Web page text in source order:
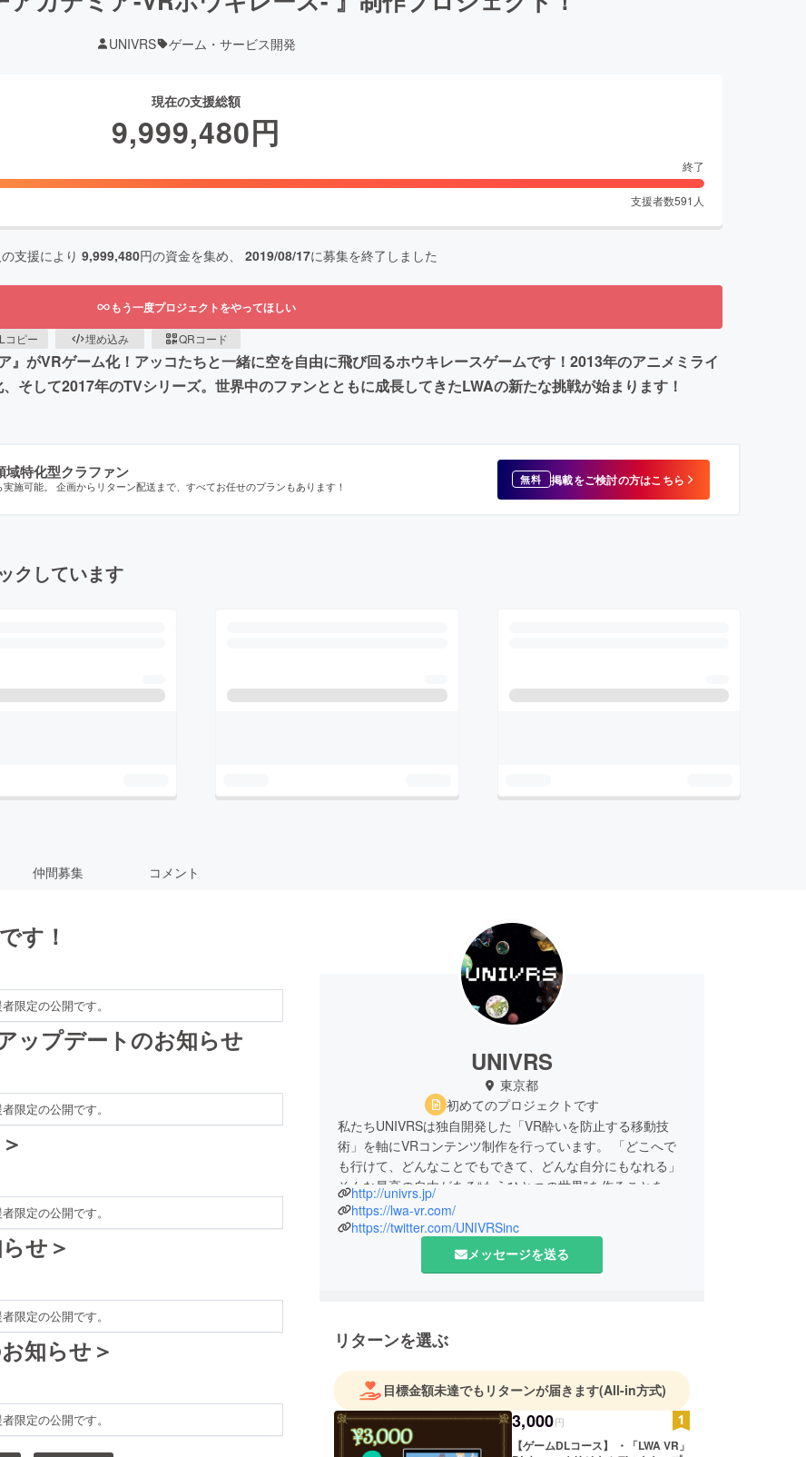
UNIVRS ゲーム・サービス開発
現在の支援総額
9,999,480円
終了
支援者数591 人
の支援により 9,999,480円の資金を集め、 2019/08/17に募集を終了しました
もう一度プロジェクトをやってほしい
コピー 埋め込み QRコード
がVRゲーム化！アッコたちと一緒に空を自由に飛び回るホウキレースゲームです！2013年のアニメミライ
そして2017年のTVシリーズ。世界中のファンとともに成長してきたLWAの新たな挑戦が始まります！
域特化型クラファン
施可能。 企画からリターン配送まで、すべてお任せのプランもあります！ 無料 掲載をご検討の方はこちら
クしています
仲間募集 コメント
す！
限定の公開です。
ップデートのお知らせ
限定の公開です。
限定の公開です。
せ＞
限定の公開です。
知らせ＞
限定の公開です。
UNIVRS
東京都
初めてのプロジェクトです
私たちUNIVRSは独自開発した「VR酔いを防止する移動技
術」を軸にVRコンテンツ制作を行っています。 「どこへで
も行けて、どんなことでもできて、どんな自分にもなれる」
そんな最高の自由がある“もうひとつの世界”を作ることを目
標に、今までにないVR体験を生み出し、世界に向けてVRコ
ンテンツを発信していきます。
http://univrs.jp/
https://lwa-vr.com/
https://twitter.com/UNIVRSinc
メッセージを送る
リターンを選ぶ
目標金額未達でもリターンが届きます(All-in方式)
3,000円
【ゲームDLコース】 ・「LWA VR」